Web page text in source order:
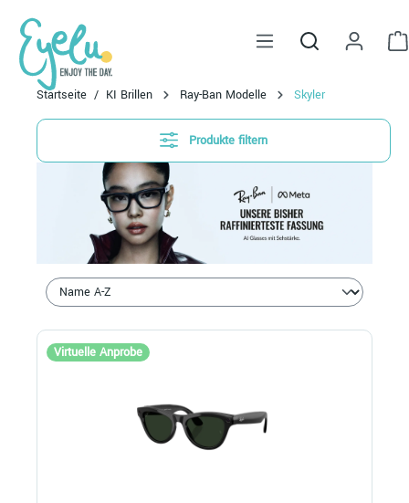
springen
Startseite KI Brillen Ray-Ban Modelle Skyler
Produkte filtern
Virtuelle Anprobe